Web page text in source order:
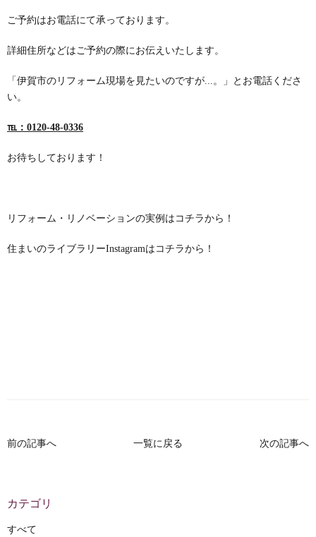
ご予約はお電話にて承っております。
詳細住所などはご予約の際にお伝えいたします。
「伊賀市のリフォーム現場を見たいのですが...。」とお電話くださ
い。
℡：0120-48-0336
お待ちしております！
リフォーム・リノベーションの実例は コチラから！
住まいのライブラリーInstagramは コチラから！
前の記事へ 一覧に戻る 次の記事へ
カテゴリ
すべて